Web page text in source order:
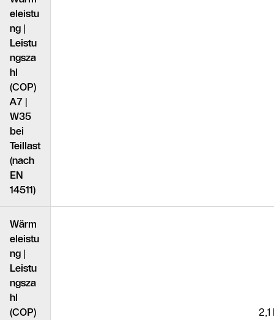
eleistu
ng |
Leistu
ngsza
hl
(COP)
A7 |
W35
bei
Teillast
(nach
EN
14511)
Wärm
eleistu
ng |
Leistu
ngsza
hl
(COP)
2,1